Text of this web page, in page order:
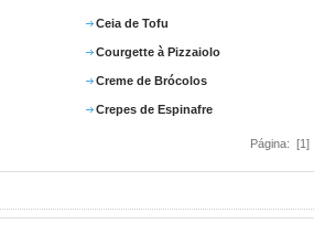
Ceia de Tofu
Courgette à Pizzaiolo
Creme de Brócolos
Crepes de Espinafre
Página: [1]